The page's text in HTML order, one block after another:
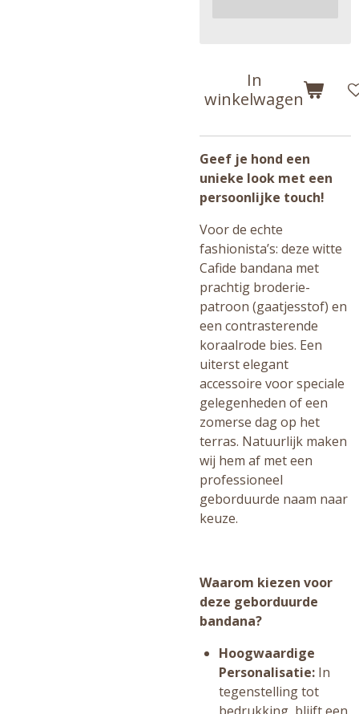
In
winkelwagen
Geef je hond een
unieke look met een
persoonlijke touch!
Voor de echte
fashionista’s: deze witte
Cafide bandana met
prachtig broderie-
patroon (gaatjesstof) en
een contrasterende
koraalrode bies. Een
uiterst elegant
accessoire voor speciale
gelegenheden of een
zomerse dag op het
terras. Natuurlijk maken
wij hem af met een
professioneel
geborduurde naam naar
keuze.
Waarom kiezen voor
deze geborduurde
bandana?
Hoogwaardige
Personalisatie: In
tegenstelling tot